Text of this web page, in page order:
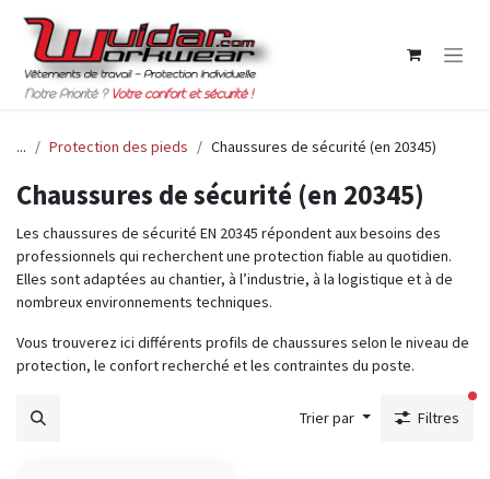
... Protection des pieds Chaussures de sécurité (en 20345)
Chaussures de sécurité (en 20345)
Les chaussures de sécurité EN 20345 répondent aux besoins des
professionnels qui recherchent une protection fiable au quotidien.
Elles sont adaptées au chantier, à l’industrie, à la logistique et à de
nombreux environnements techniques.
Vous trouverez ici différents profils de chaussures selon le niveau de
protection, le confort recherché et les contraintes du poste.
Trier par Filtres